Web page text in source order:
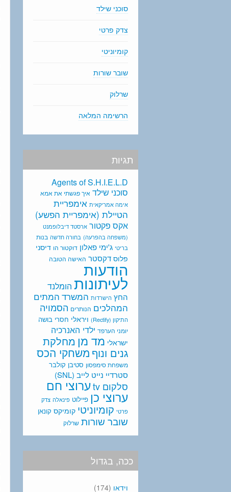
סוכני שילד
צדק פרטי
קומיוניטי
שובר שורות
שרלוק
הרשימה המלאה
תגיות
Agents of S.H.I.E.L.D
סוכני שילד איך פגשתי את אמא
אימה אמריקאית אימפריית
הטיילת (אימפריית הפשע)
אקס פקטור ארסטד דיבלופמנט
(משפחה בהפרעה) בחורה חדשה בנות
בריטי ג'ימי פאלון דוקטור הו דיסני
פלוס דקסטר האישה הטובההודעות
לעיתונות הומלנד
החץ הישרדות המשרד המתים
המהלכים הנותרים הסמויה
התיקון (Rectify) ויראלי חסרי בושה
יומני הערפד ילדי האנרכיה
ישראלי מד מן מחלקת
גנים ונוף משחקי הכס
משפחת סימפסון סטיבן קולבר
סטרדיי נייט לייב (SNL)
סלקום tv ערוצי חם
ערוצי כן פיילוט פינאלה צדק
פרטי קומיוניטי קומיקס קונאן
שובר שורות שרלוק
ככה, בגדול
וידאו (174)